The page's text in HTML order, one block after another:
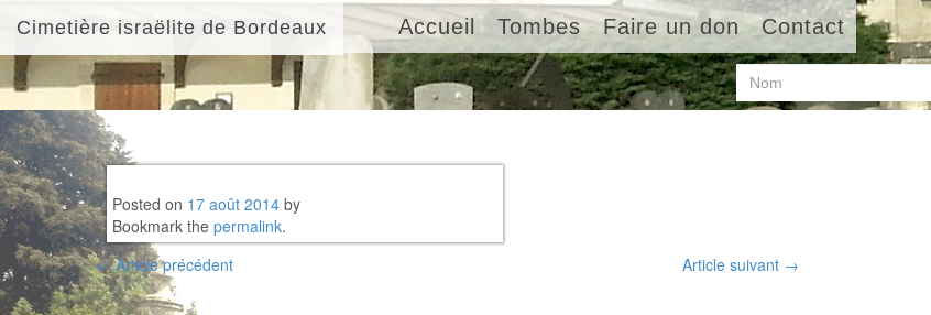
Cimetière israëlite de Bordeaux Accueil Tombes Faire un don Contact
Posted on 17 août 2014 by
Bookmark the permalink.
Post
navigation
←Article précédent Article suivant →